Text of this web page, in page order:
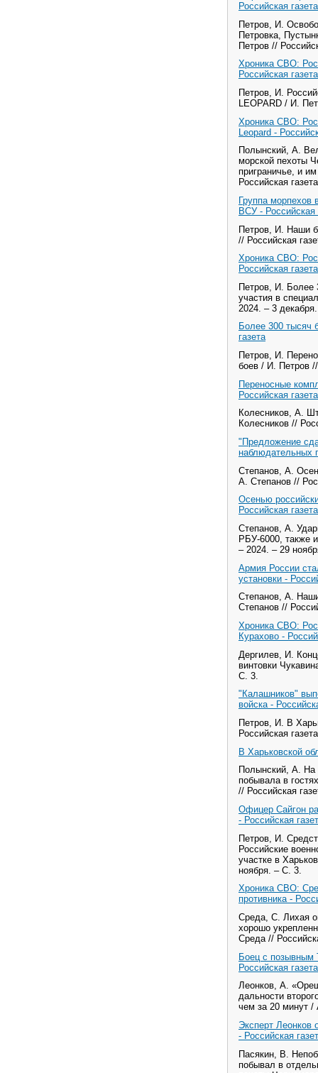
Российская газета
Петров, И.
Петровка,
Петров //
Хроника СВО:
Российская газета
Петров, И.
LEOPARD / И.
Хроника СВО:
Leopard -
Полынский, А.
морской пехоты
приграничье, и
Российская
Группа морпехов
ВСУ - Российская
Петров, И. Наши
// Российская
Хроника СВО:
Российская газета
Петров, И. Более
участия в
2024. – 3
Более 300 тысяч
газета
Петров, И.
боев / И. Петров
Переносные
Российская газета
Колесников, А.
Колесников //
"Предложение
наблюдательных
Степанов, А.
А. Степанов //
Осенью
Российская газета
Степанов, А.
РБУ-6000, также
– 2024. – 29
Армия России
установки -
Степанов, А.
Степанов //
Хроника СВО:
Курахово -
Дергилев, И.
винтовки
С. 3.
"Калашников"
войска -
Петров, И. В
Российская
В Харьковской
Полынский, А. На
побывала в
// Российская
Офицер Сайгон
- Российская
Петров, И.
Российские
участке в
ноября. – С. 3.
Хроника СВО:
противника -
Среда, С. Лихая
хорошо
Среда //
Боец с позывным
Российская газета
Леонков, А.
дальности
чем за 20 минут /
Эксперт Леонков
- Российская
Пасякин, В.
побывал в